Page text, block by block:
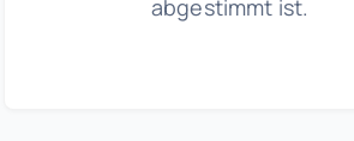
abgestimmt ist.